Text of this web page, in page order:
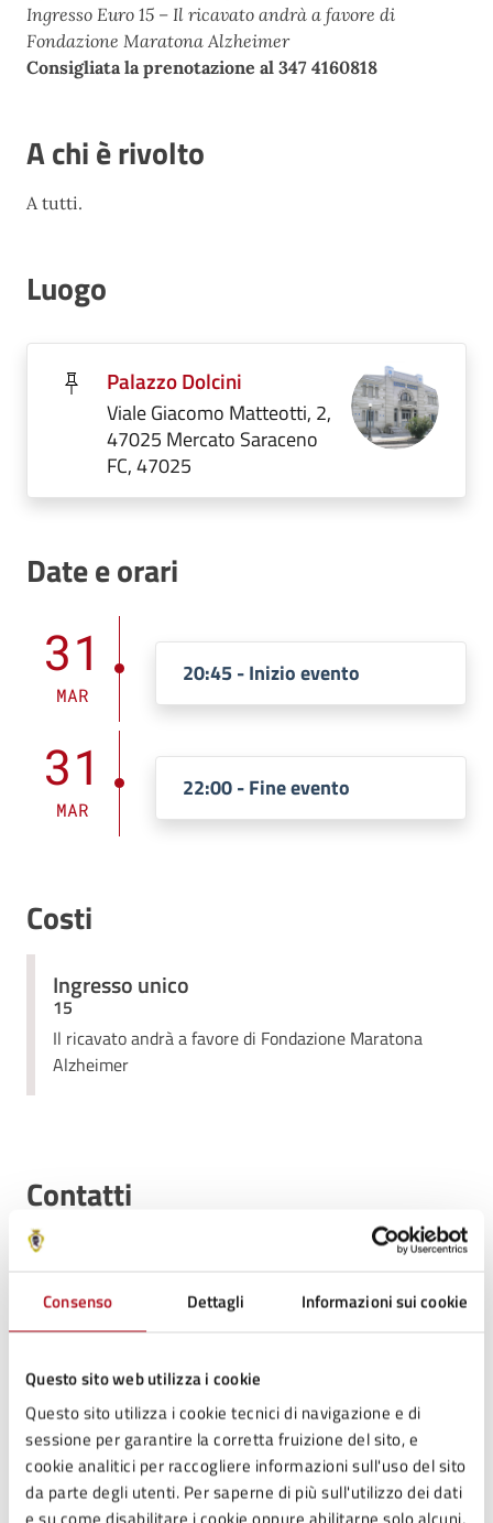
Consenso Dettagli Informazioni sui cookie
Questo sito web utilizza i cookie
Questo sito utilizza i cookie tecnici di navigazione e di
sessione per garantire la corretta fruizione del sito, e
cookie analitici per raccogliere informazioni sull'uso del sito
da parte degli utenti. Per saperne di più sull'utilizzo dei dati
Ingresso Euro 15 – Il ricavato andrà a favore di
Fondazione Maratona Alzheimer
Consigliata la prenotazione al 347 4160818
A chi è rivolto
A tutti.
Luogo
Palazzo Dolcini
Viale Giacomo Matteotti, 2,
47025 Mercato Saraceno
FC, 47025
Date e orari
31
MAR
20:45 - Inizio evento
31
MAR
22:00 - Fine evento
Costi
Ingresso unico
15
Il ricavato andrà a favore di Fondazione Maratona
Alzheimer
Contatti
Telefono:0547699716
E-mail:scuola@comune.mercatosaraceno.fc.it
Tipo di evento: Proiezione cinematografica